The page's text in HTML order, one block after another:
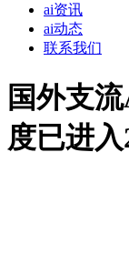
ai资讯
ai动态
联系我们
国外支
度已进入